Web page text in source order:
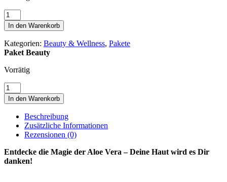
Paket
Beauty
Menge
In den Warenkorb
Kategorien: Beauty & Wellness, Pakete
Paket Beauty
Vorrätig
Paket
Beauty
Menge
In den Warenkorb
Beschreibung
Zusätzliche Informationen
Rezensionen (0)
Entdecke die Magie der Aloe Vera – Deine Haut wird es Dir
danken!